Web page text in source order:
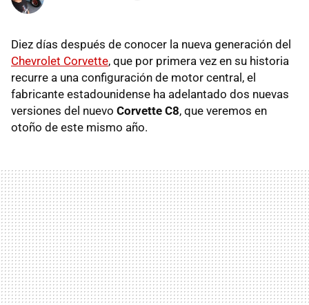
Diez días después de conocer la nueva generación del
Chevrolet Corvette, que por primera vez en su historia
recurre a una configuración de motor central, el
fabricante estadounidense ha adelantado dos nuevas
versiones del nuevo Corvette C8, que veremos en
otoño de este mismo año.